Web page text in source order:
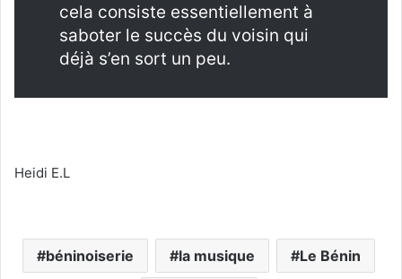
cela consiste essentiellement à
saboter le succès du voisin qui
déjà s’en sort un peu.
Heidi E.L
béninoiserie la musique Le Bénin